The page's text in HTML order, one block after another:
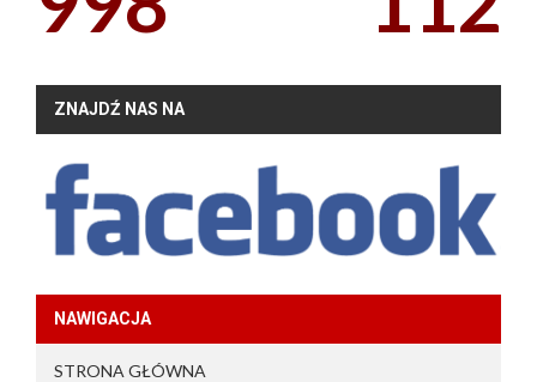
ZNAJDŹ NAS NA
NAWIGACJA
STRONA GŁÓWNA